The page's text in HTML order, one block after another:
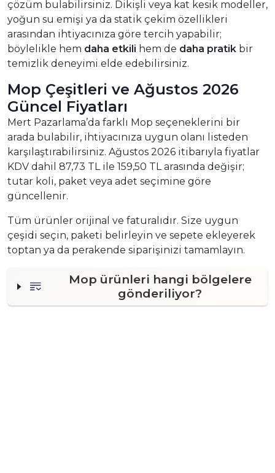
çözüm bulabilirsiniz. Dikişli veya kat kesik modeller,
yoğun su emişi ya da statik çekim özellikleri
arasından ihtiyacınıza göre tercih yapabilir;
böylelikle hem daha etkili hem de daha pratik bir
temizlik deneyimi elde edebilirsiniz.
Mop Çeşitleri ve Ağustos 2026
Güncel Fiyatları
Mert Pazarlama’da farklı Mop seçeneklerini bir
arada bulabilir, ihtiyacınıza uygun olanı listeden
karşılaştırabilirsiniz. Ağustos 2026 itibarıyla fiyatlar
KDV dahil 87,73 TL ile 159,50 TL arasında değişir;
tutar koli, paket veya adet seçimine göre
güncellenir.
Tüm ürünler orijinal ve faturalıdır. Size uygun
çeşidi seçin, paketi belirleyin ve sepete ekleyerek
toptan ya da perakende siparişinizi tamamlayın.
Mop ürünleri hangi bölgelere
gönderiliyor?